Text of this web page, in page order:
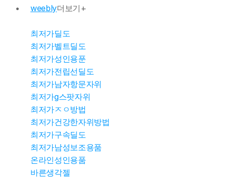
weebly더보기+
최저가딜도
최저가벨트딜도
최저가성인용푼
최저가전립선딜도
최저가남자항문자위
최저가g스팟자위
최저가ㅈㅇ방법
최저가건강한자위방법
최저가구속딜도
최저가남성보조용품
온라인성인용품
바른생각젤